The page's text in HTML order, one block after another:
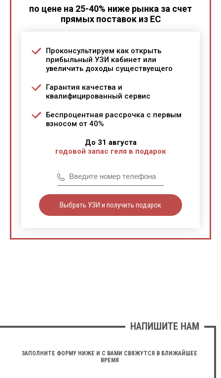
по цене на 25-40% ниже рынка за счет
прямых поставок из ЕС
Проконсультируем как открыть
прибыльный УЗИ кабинет или
увеличить доходы существуещего
Гарантия качества и
квалифицированный сервис
Беспроцентная рассрочка с первым
взносом от 40%
До 31 августа
годовой запас геля в подарок
Выбрать УЗИ и получить подарок
НАПИШИТЕ НАМ
ЗАПОЛНИТЕ ФОРМУ НИЖЕ И С ВАМИ СВЯЖУТСЯ В БЛИЖАЙШЕЕ
ВРЕМЯ